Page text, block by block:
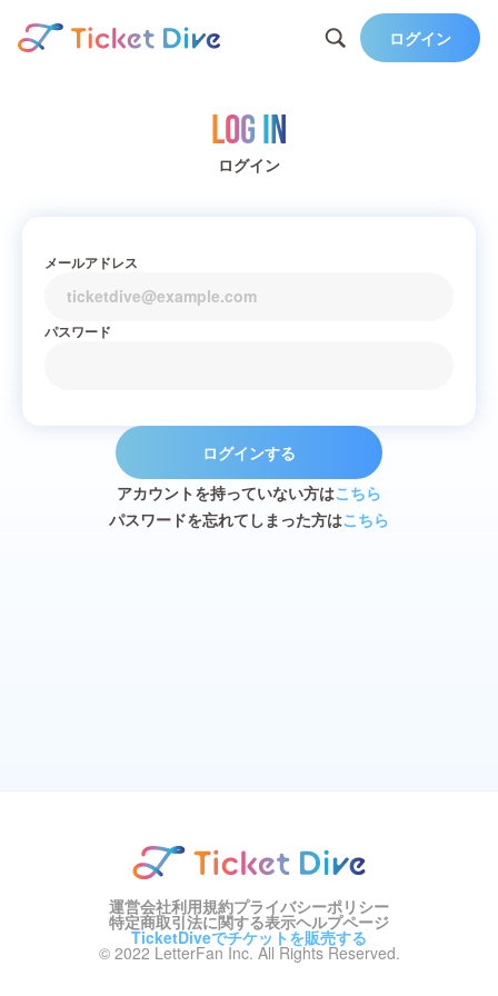
ログイン
Log in
ログイン
メールアドレス
パスワード
ログインする
アカウントを持っていない方はこちら
パスワードを忘れてしまった方はこちら
運営会社利用規約プライバシーポリシー
特定商取引法に関する表示ヘルプページ
TicketDiveでチケットを販売する
© 2022 LetterFan Inc. All Rights Reserved.